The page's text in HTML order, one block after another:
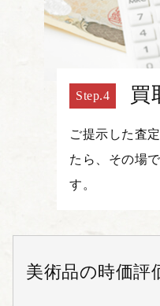
買
ご提示した査
たら、その場
す。
美術品の時価評